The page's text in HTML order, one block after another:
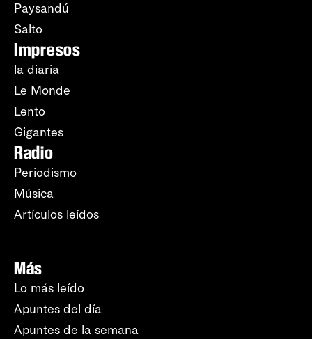
Paysandú
Salto
Impresos
la diaria
Le Monde
Lento
Gigantes
Radio
Periodismo
Música
Artículos leídos
Más
Lo más leído
Apuntes del día
Apuntes de la semana